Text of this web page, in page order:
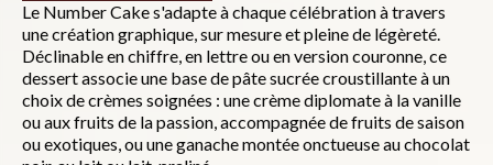
Le Number Cake s'adapte à chaque célébration à travers
une création graphique, sur mesure et pleine de légèreté.
Déclinable en chiffre, en lettre ou en version couronne, ce
dessert associe une base de pâte sucrée croustillante à un
choix de crèmes soignées : une crème diplomate à la vanille
ou aux fruits de la passion, accompagnée de fruits de saison
ou exotiques, ou une ganache montée onctueuse au chocolat